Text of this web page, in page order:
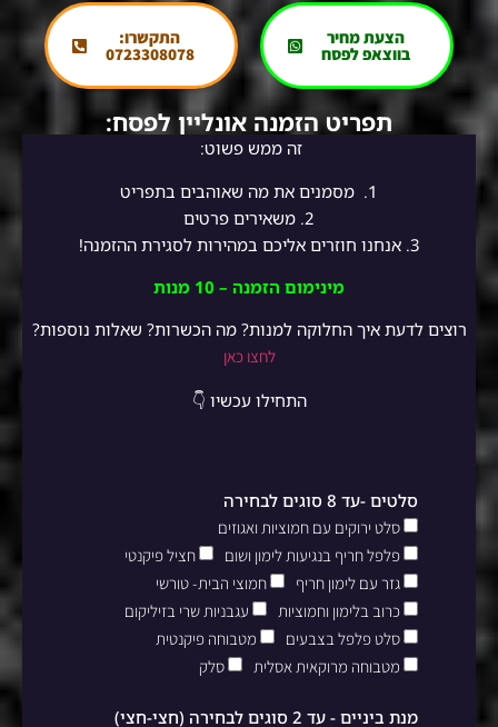
הצעת מחיר
בווצאפ לפסח
התקשרו:
0723308078
תפריט הזמנה אונליין לפסח:
זה ממש פשוט:
1.
מסמנים את מה שאוהבים בתפריט
2. משאירים פרטים
3. אנחנו חוזרים אליכם במהירות לסגירת ההזמנה!
מינימום הזמנה – 10 מנות
רוצים לדעת איך החלוקה למנות? מה הכשרות? שאלות נוספות?
לחצו כאן
התחילו עכשיו 👇
סלטים -עד 8 סוגים לבחירה
סלט ירוקים עם חמוציות ואגוזים
פלפל חריף בנגיעות לימון ושום
חציל פיקנטי
גזר עם לימון חריף
חמוצי הבית- טורשי
כרוב בלימון וחמוציות
עגבניות שרי בזיליקום
סלט פלפל בצבעים
מטבוחה פיקנטית
מטבוחה מרוקאית אסלית
סלק
מנת ביניים - עד 2 סוגים לבחירה (חצי-חצי)